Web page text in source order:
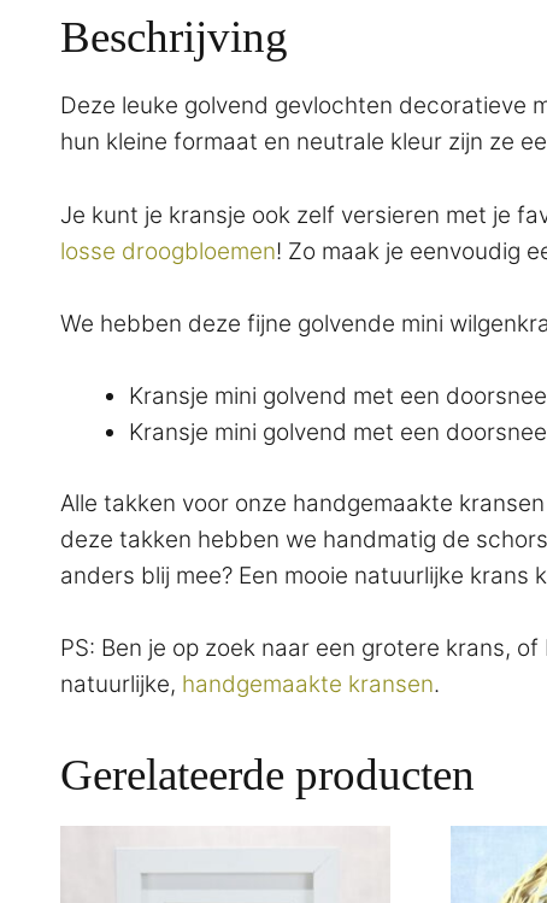
Beschrijving
Deze leuke golvend gevlochten decoratieve
hun kleine formaat en neutrale kleur zijn ze
Je kunt je kransje ook zelf versieren met je
losse droogbloemen! Zo maak je eenvoudig
We hebben deze fijne golvende mini
Kransje mini golvend met een
Kransje mini golvend met een
Alle takken voor onze handgemaakte
deze takken hebben we handmatig de
anders blij mee? Een mooie natuurlijke krans
PS: Ben je op zoek naar een grotere krans,
natuurlijke, handgemaakte kransen.
Gerelateerde producten
product